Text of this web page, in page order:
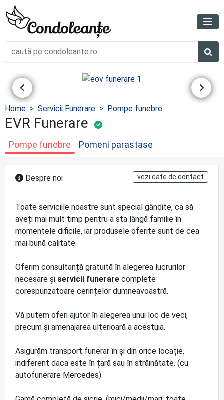
Home Servicii Funerare Pompe funebre
EVR Funerare
Pompe funebre Pomeni parastase
Despre noi vezi date de contact
Toate serviciile noastre sunt special gândite, ca să
aveți mai mult timp pentru a sta lângă familie în
momentele dificile, iar produsele oferite sunt de cea
mai bună calitate.
Oferim consultanță gratuită în alegerea lucrurilor
necesare și servicii funerare complete
corespunzatoare cerințelor dumneavoastră.
Vă putem oferi ajutor în alegerea unui loc de veci,
precum și amenajarea ulterioară a acestuia.
Asigurăm transport funerar în și din orice locație,
indiferent daca este în țară sau în străinătate. (cu
autofunerare Mercedes)